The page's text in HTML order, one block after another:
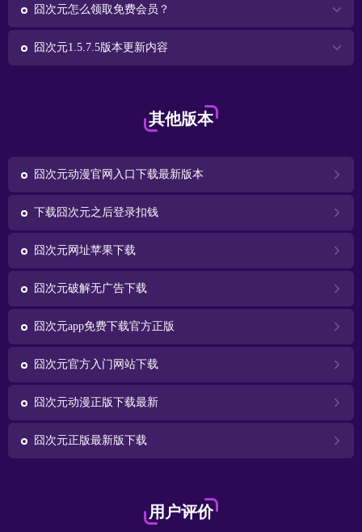
囧次元怎么领取免费会员？
囧次元1.5.7.5版本更新内容
其他版本
囧次元动漫官网入口下载最新版本
下载囧次元之后登录扣钱
囧次元网址苹果下载
囧次元破解无广告下载
囧次元app免费下载官方正版
囧次元官方入门网站下载
囧次元动漫正版下载最新
囧次元正版最新版下载
用户评价